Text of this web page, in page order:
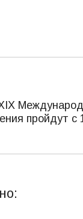
пройдут с